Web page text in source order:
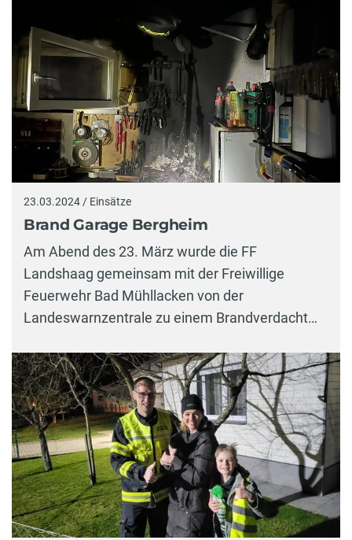
23.03.2024 / Einsätze
Brand Garage Bergheim
Am Abend des 23. März wurde die FF
Landshaag gemeinsam mit der Freiwillige
Feuerwehr Bad Mühllacken von der
Landeswarnzentrale zu einem Brandverdacht…